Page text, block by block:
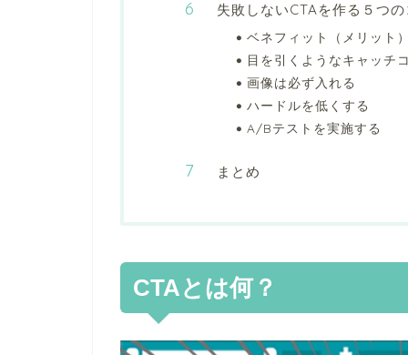
失敗しないCTAを作る５つ
ベネフィット（メリット
目を引くようなキャッチ
画像は必ず入れる
ハードルを低くする
A/Bテストを実施する
まとめ
CTAとは何？